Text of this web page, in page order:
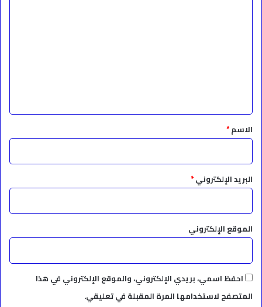
*الاسم*
البريد الإلكتروني*
الموقع الإلكتروني
احفظ اسمي، بريدي الإلكتروني، والموقع الإلكتروني في هذا
المتصفح لاستخدامها المرة المقبلة في تعليقي.